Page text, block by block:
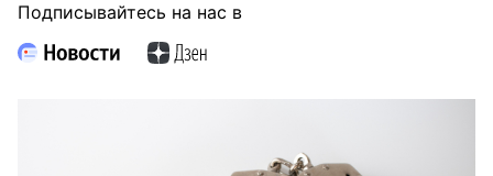
Подписывайтесь на нас в